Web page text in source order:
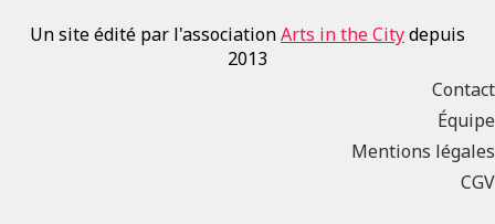
Un site édité par l'associationArts in the Citydepuis
2013
Contact
Équipe
Mentions légales
CGV